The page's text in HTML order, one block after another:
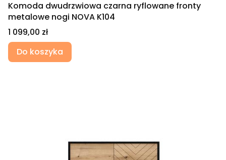
Komoda dwudrzwiowa czarna ryflowane fronty
metalowe nogi NOVA K104
Cena
1 099,00 zł
Do koszyka